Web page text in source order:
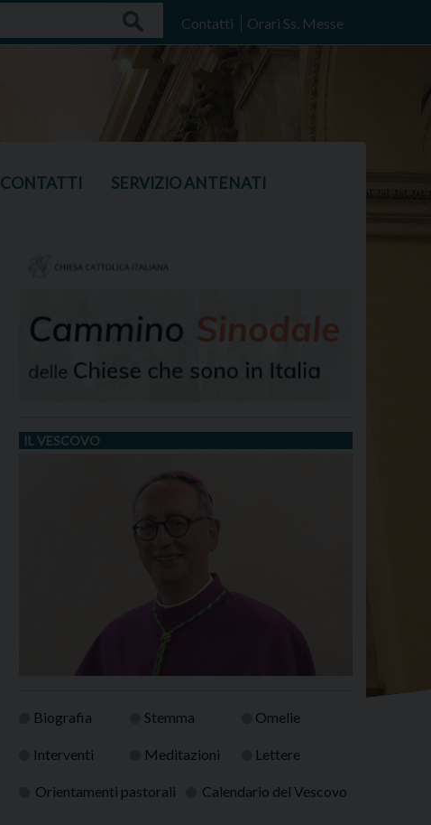
Contatti Orari Ss. Messe
CONTATTI SERVIZIO ANTENATI
IL VESCOVO
Biografia Stemma Omelie
Interventi Meditazioni Lettere
Orientamenti pastorali Calendario del Vescovo